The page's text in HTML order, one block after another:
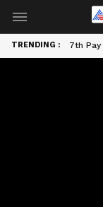
TRENDING : 7th